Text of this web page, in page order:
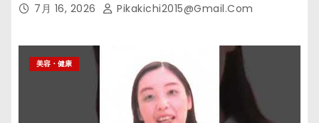
7月 16, 2026 Pikakichi2015@gmail.com
美容・健康